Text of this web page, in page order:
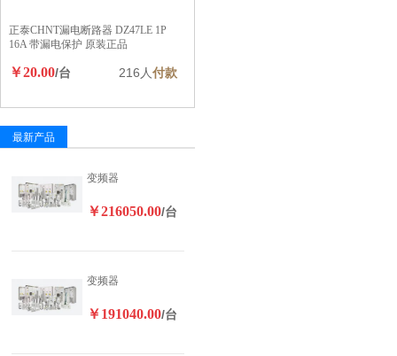
正泰CHNT漏电断路器 DZ47LE 1P
16A 带漏电保护 原装正品
￥20.00/台 216人付款
最新产品
变频器
￥216050.00/台
变频器
￥191040.00/台